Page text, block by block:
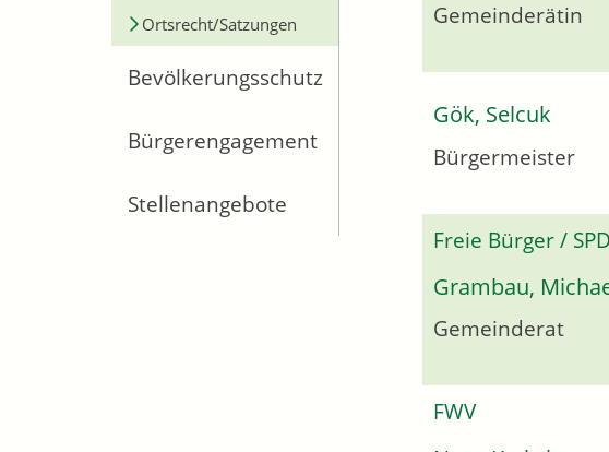
Ortsrecht/Satzungen
Bevölkerungsschutz
Bürgerengagement
Stellenangebote
Gemeinderätin
Gök, Selcuk
Bürgermeister
Freie Bürger / SPD
Grambau,
Gemeinderat
FWV